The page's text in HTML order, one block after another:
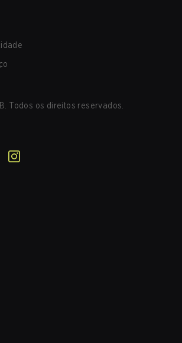
Todos os direitos reservados.